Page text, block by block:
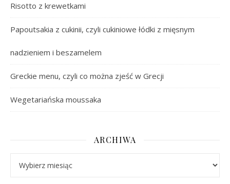
Risotto z krewetkami
Papoutsakia z cukinii, czyli cukiniowe łódki z mięsnym
nadzieniem i beszamelem
Greckie menu, czyli co można zjeść w Grecji
Wegetariańska moussaka
ARCHIWA